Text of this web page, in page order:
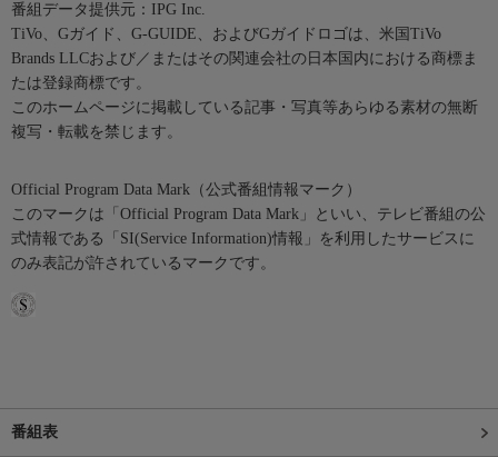
番組データ提供元：IPG Inc.
TiVo、Gガイド、G-GUIDE、およびGガイドロゴは、米国TiVo
Brands LLCおよび／またはその関連会社の日本国内における商標ま
たは登録商標です。
このホームページに掲載している記事・写真等あらゆる素材の無断
複写・転載を禁じます。
Official Program Data Mark（公式番組情報マーク）
このマークは「Official Program Data Mark」といい、テレビ番組の公
式情報である「SI(Service Information)情報」を利用したサービスに
のみ表記が許されているマークです。
番組表